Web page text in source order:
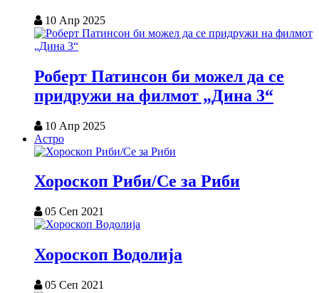
10 Апр 2025
Роберт Патинсон би можел да се
придружи на филмот „Дина 3“
10 Апр 2025
Астро
Хороскоп Риби/Се за Риби
05 Сеп 2021
Хороскоп Водолија
05 Сеп 2021